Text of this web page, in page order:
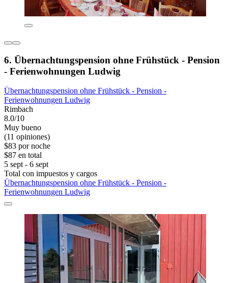
6. Übernachtungspension ohne Frühstück - Pension
- Ferienwohnungen Ludwig
Übernachtungspension ohne Frühstück - Pension -
Ferienwohnungen Ludwig
Rimbach
8.0/10
Muy bueno
(11 opiniones)
$83 por noche
$87 en total
5 sept - 6 sept
Total con impuestos y cargos
Übernachtungspension ohne Frühstück - Pension -
Ferienwohnungen Ludwig